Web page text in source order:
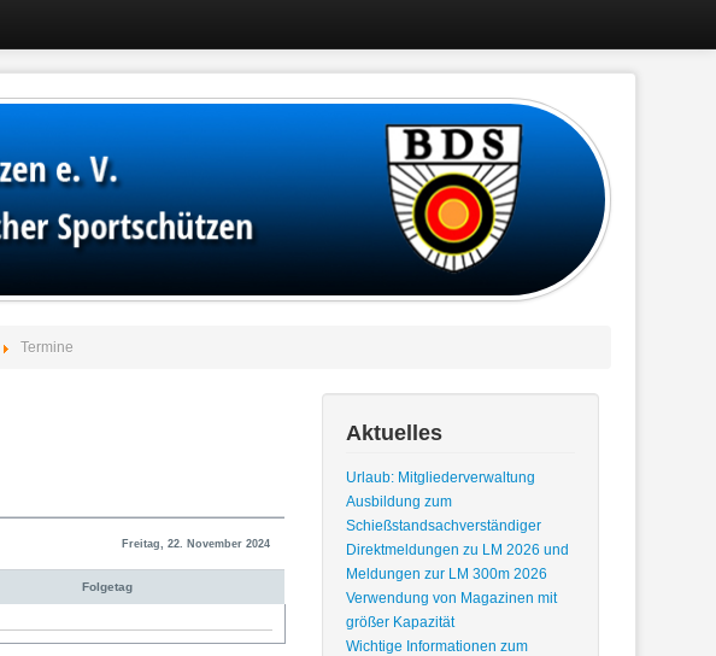
Termine
Freitag, 22. November 2024
Folgetag
Aktuelles
Urlaub: Mitgliederverwaltung
Ausbildung zum
Schießstandsachverständiger
Direktmeldungen zu LM 2026 und
Meldungen zur LM 300m 2026
Verwendung von Magazinen mit
größer Kapazität
Wichtige Informationen zum